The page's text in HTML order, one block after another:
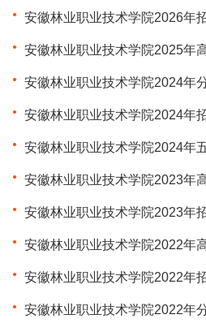
安徽林业职业技术学院2026年
安徽林业职业技术学院2025年
安徽林业职业技术学院2024年分类招
安徽林业职业技术学院2024年
安徽林业职业技术学院2024年五年一贯制
安徽林业职业技术学院2023年
安徽林业职业技术学院2023年
安徽林业职业技术学院2022年
安徽林业职业技术学院2022年
安徽林业职业技术学院2022年